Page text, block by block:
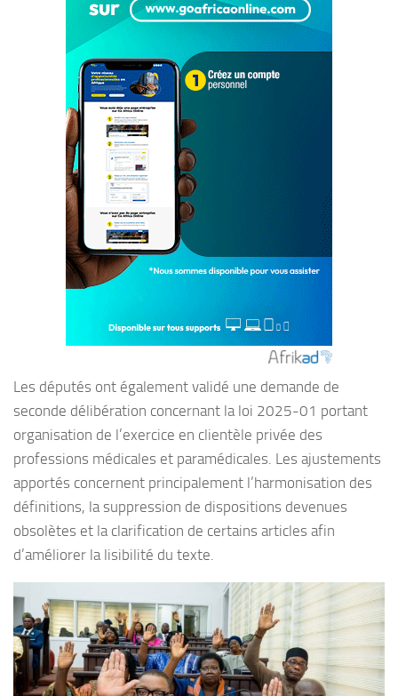
Les députés ont également validé une demande de
seconde délibération concernant la loi 2025-01 portant
organisation de l’exercice en clientèle privée des
professions médicales et paramédicales. Les ajustements
apportés concernent principalement l’harmonisation des
définitions, la suppression de dispositions devenues
obsolètes et la clarification de certains articles afin
d’améliorer la lisibilité du texte.